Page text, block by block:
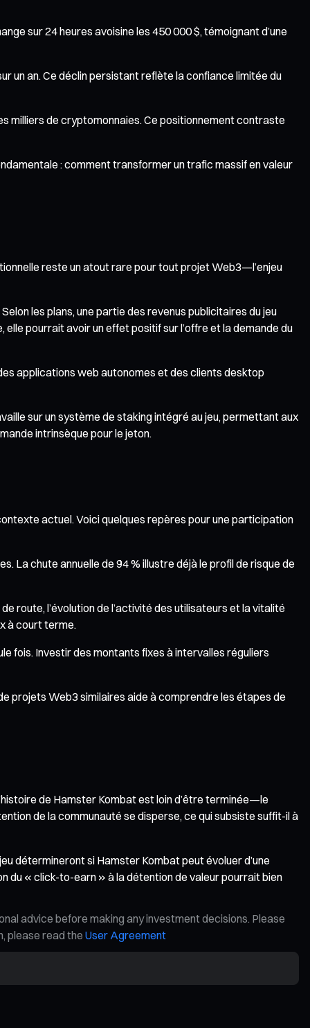
sur 24 heures avoisine les 450 000 $, témoignant d’une
un an. Ce déclin persistant reflète la confiance limitée du
milliers de cryptomonnaies. Ce positionnement contraste
: comment transformer un trafic massif en valeur
reste un atout rare pour tout projet Web3—l’enjeu
les plans, une partie des revenus publicitaires du jeu
pourrait avoir un effet positif sur l’offre et la demande du
applications web autonomes et des clients desktop
sur un système de staking intégré au jeu, permettant aux
intrinsèque pour le jeton.
actuel. Voici quelques repères pour une participation
La chute annuelle de 94 % illustre déjà le profil de risque de
route, l’évolution de l’activité des utilisateurs et la vitalité
à court terme.
fois. Investir des montants fixes à intervalles réguliers
projets Web3 similaires aide à comprendre les étapes de
de Hamster Kombat est loin d’être terminée—le
de la communauté se disperse, ce qui subsiste suffit-il à
détermineront si Hamster Kombat peut évoluer d’une
du « click-to-earn » à la détention de valeur pourrait bien
advice before making any investment decisions. Please
please read the User Agreement